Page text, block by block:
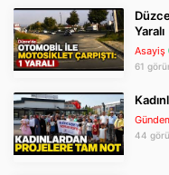
Yaralı
Asayiş
61
44